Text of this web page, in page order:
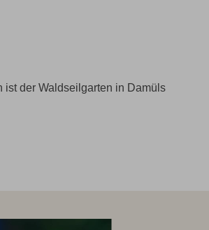
ist der Waldseilgarten in Damüls